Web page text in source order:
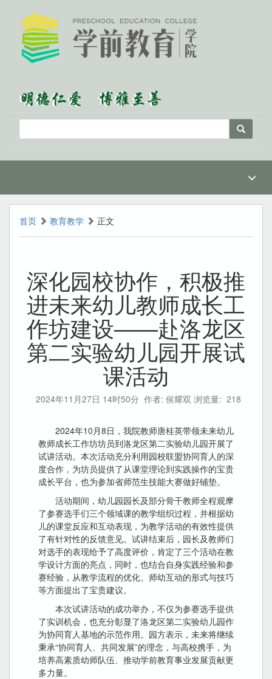
首页 教育教学 正文
深化园校协作，积极推
进未来幼儿教师成长工
作坊建设——赴洛龙区
第二实验幼儿园开展试
课活动
2024年11月27日 14时50分 作者: 侯耀双 浏览量: 218
2024年10月8日，我院教师唐桂英带领未来幼儿
教师成长工作坊坊员到洛龙区第二实验幼儿园开展了
试讲活动。本次活动充分利用园校联盟协同育人的深
度合作，为坊员提供了从课堂理论到实践操作的宝贵
成长平台，也为参加省师范生技能大赛做好铺垫。
活动期间，幼儿园园长及部分骨干教师全程观摩
了参赛选手们三个领域课的教学组织过程，并根据幼
儿的课堂反应和互动表现，为教学活动的有效性提供
了有针对性的反馈意见。试讲结束后，园长及教师们
对选手的表现给予了高度评价，肯定了三个活动在教
学设计方面的亮点，同时，也结合自身实践经验和参
赛经验，从教学流程的优化、师幼互动的形式与技巧
等方面提出了宝贵建议。
本次试讲活动的成功举办，不仅为参赛选手提供
了实训机会，也充分彰显了洛龙区第二实验幼儿园作
为协同育人基地的示范作用。园方表示，未来将继续
秉承“协同育人、共同发展”的理念，与高校携手，为
培养高素质幼师队伍、推动学前教育事业发展贡献更
多力量。